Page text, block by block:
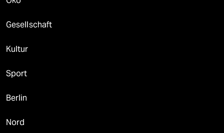
Gesellschaft
Kultur
Sport
Berlin
Nord